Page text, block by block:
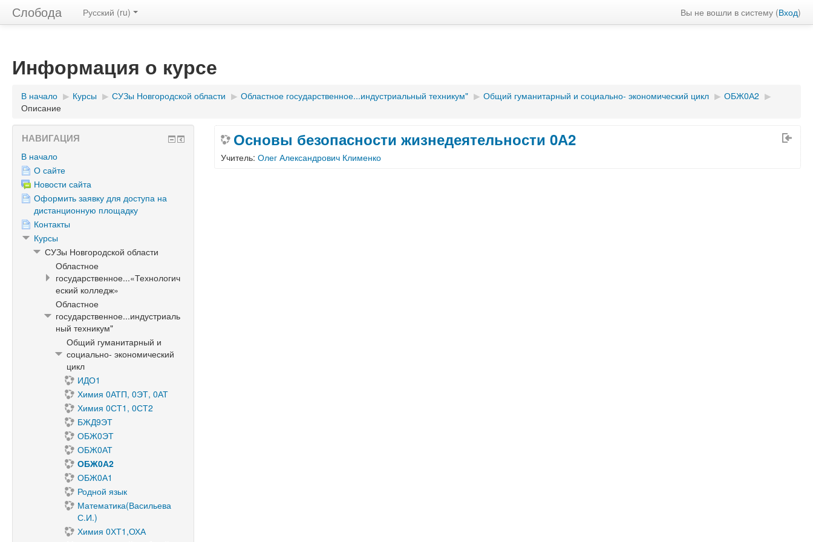
Слобода Вы не вошли в систему (Вход)
Русский ‎(ru)‎
Информация о курсе
В начало ▶︎ Курсы ▶︎ СУЗы Новгородской области ▶︎ Областное государственное...индустриальный техникум" ▶︎ Общий гуманитарный и социально- экономический цикл ▶︎ ОБЖ0А2 ▶︎
Описание
Основы безопасности жизнедеятельности 0А2
Учитель:Олег Александрович Клименко
НАВИГАЦИЯ
В начало
О сайте
Новости сайта
Оформить заявку для доступа на
дистанционную площадку
Контакты
Курсы
СУЗы Новгородской области
Областное
государственное...«Технологич
еский колледж»
Областное
государственное...индустриаль
ный техникум"
Общий гуманитарный и
социально- экономический
цикл
ИДО1
Химия 0АТП, 0ЭТ, 0АТ
Химия 0СТ1, 0СТ2
БЖД9ЭТ
ОБЖ0ЭТ
ОБЖ0АТ
ОБЖ0А2
ОБЖ0А1
Родной язык
Математика(Васильева
С.И.)
Химия 0ХТ1,ОХА